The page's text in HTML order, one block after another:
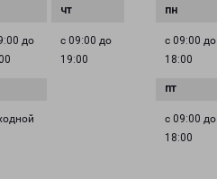
до
с 09:00 до
19:00
с 09:00 до
18:00
с 09:00 до
18:00